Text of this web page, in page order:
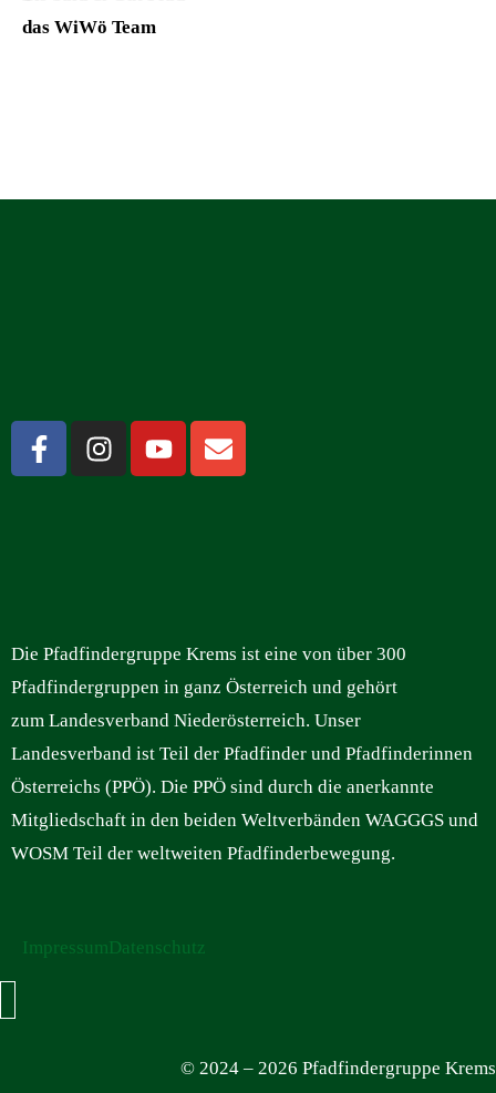
das WiWö Team
Die Pfadfindergruppe Krems ist eine von über 300
Pfadfindergruppen in ganz Österreich und gehört
zum Landesverband Niederösterreich. Unser
Landesverband ist Teil der Pfadfinder und Pfadfinderinnen
Österreichs (PPÖ). Die PPÖ sind durch die anerkannte
Mitgliedschaft in den beiden Weltverbänden WAGGGS und
WOSM Teil der weltweiten Pfadfinderbewegung.
ImpressumDatenschutz
© 2024 – 2026 Pfadfindergruppe Krems